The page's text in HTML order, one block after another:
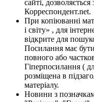
сайті,
Корреспондент.net.
При копіюванні
і світу» , для
відкрите для
Посилання має
повного або
Гіперпосилання (
розміщена в
матеріалу.
Новини з